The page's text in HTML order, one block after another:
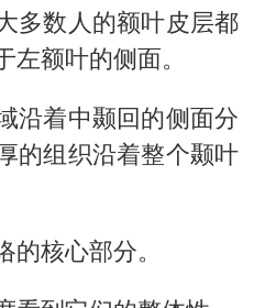
多数人的额叶皮层都
额叶的侧面。
沿着中颞回的侧面分
的组织沿着整个颞叶
核心部分。